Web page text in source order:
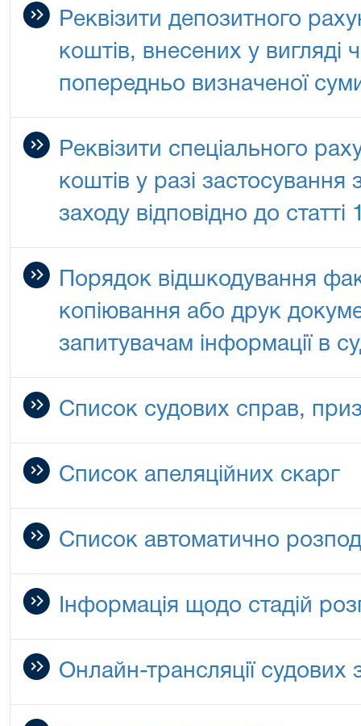
Реквізити депозитного
коштів, внесених у вигляді
попередньо визначеної
Реквізити спеціального
коштів у разі застосування
заходу відповідно до
Порядок відшкодування
копіювання або друк
запитувачам інформації в
Список судових справ,
Список апеляційних скарг
Список автоматично
Інформація щодо стадій
Онлайн-трансляції судових